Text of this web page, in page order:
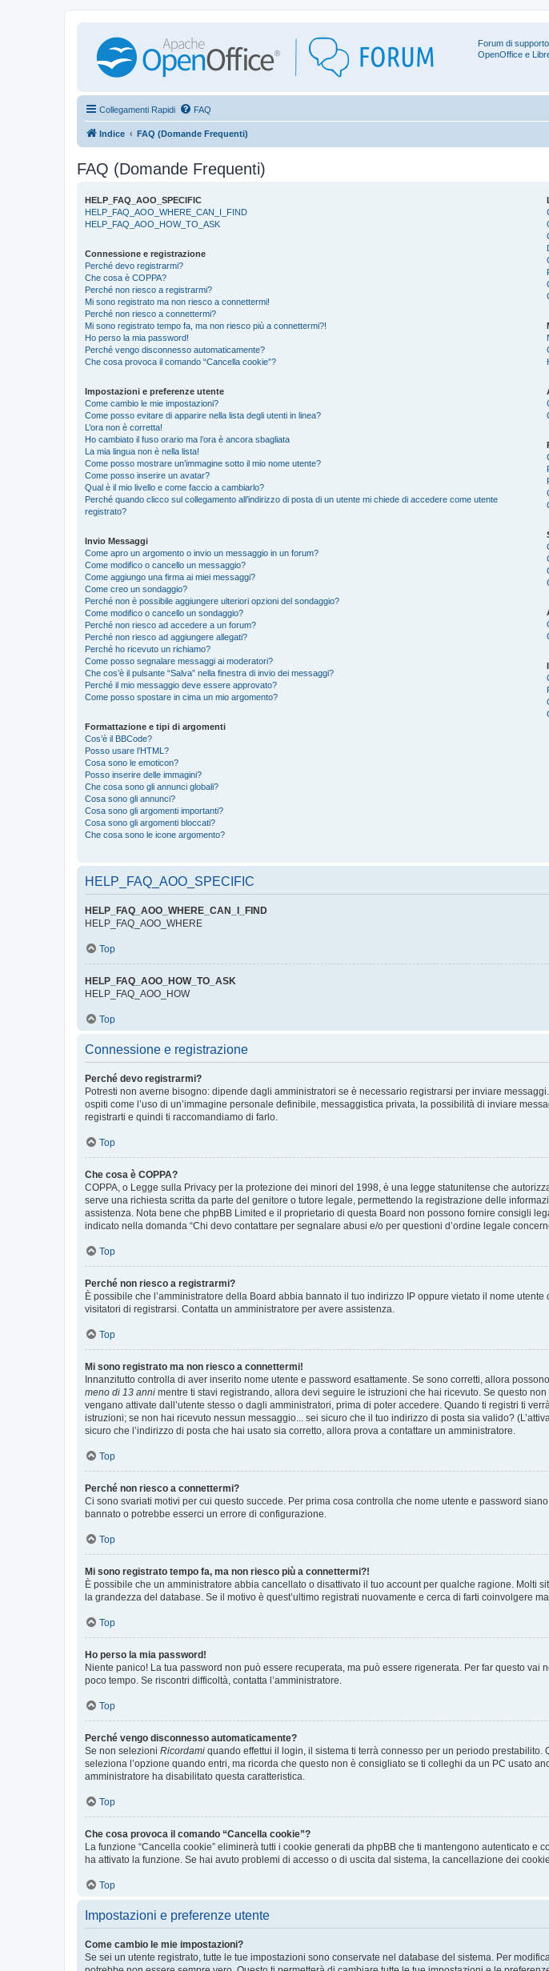
Forum di
OpenOffice e
Collegamenti Rapidi FAQ
Indice FAQ (Domande Frequenti)
FAQ (Domande Frequenti)
HELP_FAQ_AOO_SPECIFIC
HELP_FAQ_AOO_WHERE_CAN_I_FIND
HELP_FAQ_AOO_HOW_TO_ASK
Connessione e registrazione
Perché devo registrarmi?
Che cosa è COPPA?
Perché non riesco a registrarmi?
Mi sono registrato ma non riesco a connettermi!
Perché non riesco a connettermi?
Mi sono registrato tempo fa, ma non riesco più a connettermi?!
Ho perso la mia password!
Perché vengo disconnesso automaticamente?
Che cosa provoca il comando “Cancella cookie”?
Impostazioni e preferenze utente
Come cambio le mie impostazioni?
Come posso evitare di apparire nella lista degli utenti in linea?
L’ora non è corretta!
Ho cambiato il fuso orario ma l’ora è ancora sbagliata
La mia lingua non è nella lista!
Come posso mostrare un’immagine sotto il mio nome utente?
Come posso inserire un avatar?
Qual è il mio livello e come faccio a cambiarlo?
Perché quando clicco sul collegamento all’indirizzo di posta di un utente mi chiede di accedere come utente
registrato?
Invio Messaggi
Come apro un argomento o invio un messaggio in un forum?
Come modifico o cancello un messaggio?
Come aggiungo una firma ai miei messaggi?
Come creo un sondaggio?
Perché non è possibile aggiungere ulteriori opzioni del sondaggio?
Come modifico o cancello un sondaggio?
Perché non riesco ad accedere a un forum?
Perché non riesco ad aggiungere allegati?
Perché ho ricevuto un richiamo?
Come posso segnalare messaggi ai moderatori?
Che cos’è il pulsante “Salva” nella finestra di invio dei messaggi?
Perché il mio messaggio deve essere approvato?
Come posso spostare in cima un mio argomento?
Formattazione e tipi di argomenti
Cos’è il BBCode?
Posso usare l’HTML?
Cosa sono le emoticon?
Posso inserire delle immagini?
Che cosa sono gli annunci globali?
Cosa sono gli annunci?
Cosa sono gli argomenti importanti?
Cosa sono gli argomenti bloccati?
Che cosa sono le icone argomento?
HELP_FAQ_AOO_SPECIFIC
HELP_FAQ_AOO_WHERE_CAN_I_FIND
HELP_FAQ_AOO_WHERE
Top
HELP_FAQ_AOO_HOW_TO_ASK
HELP_FAQ_AOO_HOW
Top
Connessione e registrazione
Perché devo registrarmi?
Potresti non averne bisogno: dipende dagli amministratori se è necessario registrarsi per inviare
ospiti come l’uso di un’immagine personale definibile, messaggistica privata, la possibilità di inviare
registrarti e quindi ti raccomandiamo di farlo.
Top
Che cosa è COPPA?
COPPA, o Legge sulla Privacy per la protezione dei minori del 1998, è una legge statunitense che
serve una richiesta scritta da parte del genitore o tutore legale, permettendo la registrazione delle
assistenza. Nota bene che phpBB Limited e il proprietario di questa Board non possono fornire consigli
indicato nella domanda “Chi devo contattare per segnalare abusi e/o per questioni d’ordine legale
Top
Perché non riesco a registrarmi?
È possibile che l’amministratore della Board abbia bannato il tuo indirizzo IP oppure vietato il nome
visitatori di registrarsi. Contatta un amministratore per avere assistenza.
Top
Mi sono registrato ma non riesco a connettermi!
Innanzitutto controlla di aver inserito nome utente e password esattamente. Se sono corretti, allora
meno di 13 anni mentre ti stavi registrando, allora devi seguire le istruzioni che hai ricevuto. Se questo
vengano attivate dall’utente stesso o dagli amministratori, prima di poter accedere. Quando ti registri ti
istruzioni; se non hai ricevuto nessun messaggio... sei sicuro che il tuo indirizzo di posta sia valido?
sicuro che l’indirizzo di posta che hai usato sia corretto, allora prova a contattare un amministratore.
Top
Perché non riesco a connettermi?
Ci sono svariati motivi per cui questo succede. Per prima cosa controlla che nome utente e password
bannato o potrebbe esserci un errore di configurazione.
Top
Mi sono registrato tempo fa, ma non riesco più a connettermi?!
È possibile che un amministratore abbia cancellato o disattivato il tuo account per qualche ragione.
la grandezza del database. Se il motivo è quest’ultimo registrati nuovamente e cerca di farti coinvolgere
Top
Ho perso la mia password!
Niente panico! La tua password non può essere recuperata, ma può essere rigenerata. Per far questo vai
poco tempo. Se riscontri difficoltà, contatta l’amministratore.
Top
Perché vengo disconnesso automaticamente?
Se non selezioni Ricordami quando effettui il login, il sistema ti terrà connesso per un periodo
seleziona l’opzione quando entri, ma ricorda che questo non è consigliato se ti colleghi da un PC usato
amministratore ha disabilitato questa caratteristica.
Top
Che cosa provoca il comando “Cancella cookie”?
La funzione “Cancella cookie” eliminerà tutti i cookie generati da phpBB che ti mantengono autenticato
ha attivato la funzione. Se hai avuto problemi di accesso o di uscita dal sistema, la cancellazione dei
Top
Impostazioni e preferenze utente
Come cambio le mie impostazioni?
Se sei un utente registrato, tutte le tue impostazioni sono conservate nel database del sistema. Per